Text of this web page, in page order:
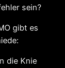
sein?
gibt es
die Knie